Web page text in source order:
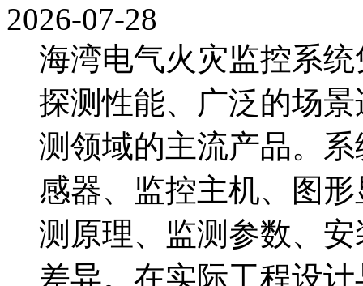
2026-07-28
海湾电气火灾监控系
探测性能、广泛的场
测领域的主流产品。
感器、监控主机、图
测原理、监测参数、
差异。在实际工程设